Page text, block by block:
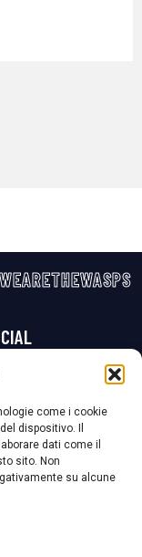
come i cookie
dispositivo. Il
dati come il
sito. Non
su alcune
che vigila sulle modalità adottate dalla